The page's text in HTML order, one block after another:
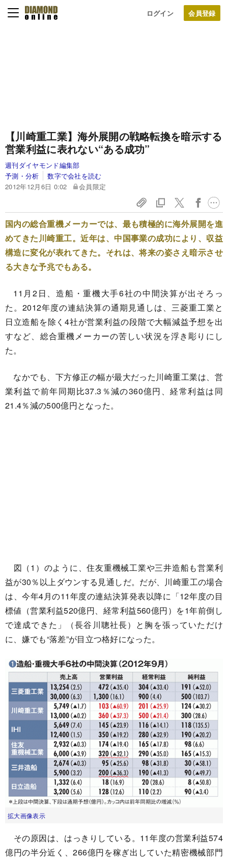
ログイン
【川崎重工業】海外展開の戦略転換を暗示する
営業利益に表れない“ある成功”
週刊ダイヤモンド編集部
予測・分析
数字で会社を読む
2012年12月6日 0:02
会員限定
国内の総合重機メーカーでは、最も積極的に海外展開を進
めてきた川崎重工。近年は、中国事業の成功により、収益
構造に変化が表れてきた。それは、将来の姿さえ暗示させ
る大きな予兆でもある。
11月2日、造船・重機大手6社の中間決算が出そろっ
た。2012年度の連結決算の通期見通しは、三菱重工業と
日立造船を除く4社が営業利益の段階で大幅減益予想を出
すなど、総合重機メーカーの苦しい状況を浮き彫りにし
た。
なかでも、下方修正の幅が最大だった川崎重工業は、営
業利益で前年同期比37.3％減の360億円、経常利益は同
21.4％減の500億円となった。
図（1）のように、住友重機械工業や三井造船も営業利
益が30％以上ダウンする見通しだ。だが、川崎重工の場合
は、今年4月の11年度の連結決算発表以降に「12年度の目
標値（営業利益520億円、経常利益560億円）を1年前倒し
で達成できた」（長谷川聰社長）と胸を張っていただけ
に、嫌でも“落差”が目立つ格好になった。
拡大画像表示
その原因は、はっきりしている。11年度の営業利益574
億円の半分近く、266億円を稼ぎ出していた精密機械部門